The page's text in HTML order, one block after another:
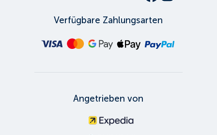
Verfügbare Zahlungsarten
Angetrieben von